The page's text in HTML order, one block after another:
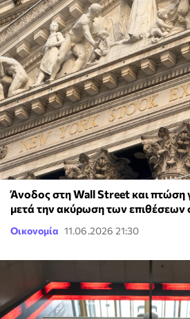
Άνοδος στη Wall Street και πτώση
μετά την ακύρωση των επιθέσεων
Οικονομία 11.06.2026 21:30